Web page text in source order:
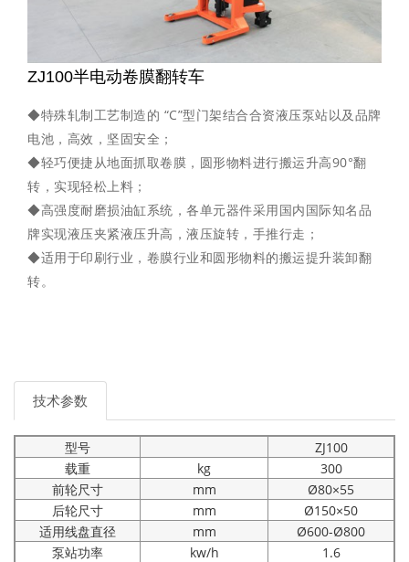
ZJ100半电动卷膜翻转车
◆特殊轧制工艺制造的 “C”型门架结合合资液压泵站以及品牌
电池，高效，坚固安全；
◆轻巧便捷从地面抓取卷膜，圆形物料进行搬运升高90°翻
转，实现轻松上料；
◆高强度耐磨损油缸系统，各单元器件采用国内国际知名品
牌实现液压夹紧液压升高，液压旋转，手推行走；
◆适用于印刷行业，卷膜行业和圆形物料的搬运提升装卸翻
转。
技术参数
型号
ZJ100
载重
kg
300
前轮尺寸
mm
Ø80×55
后轮尺寸
mm
Ø150×50
适用线盘直径
mm
Ø600-Ø800
泵站功率
kw/h
1.6